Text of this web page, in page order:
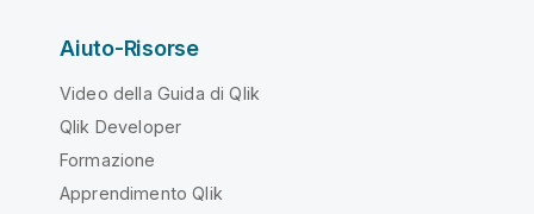
Aiuto-Risorse
Video della Guida di Qlik
Qlik Developer
Formazione
Apprendimento Qlik